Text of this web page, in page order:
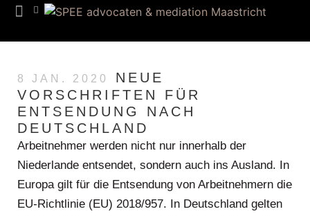
8 JAN. 2020
NEUE
VORSCHRIFTEN FÜR
ENTSENDUNG NACH
DEUTSCHLAND
Arbeitnehmer werden nicht nur innerhalb der
Niederlande entsendet, sondern auch ins Ausland. In
Europa gilt für die Entsendung von Arbeitnehmern die
EU-Richtlinie (EU) 2018/957. In Deutschland gelten